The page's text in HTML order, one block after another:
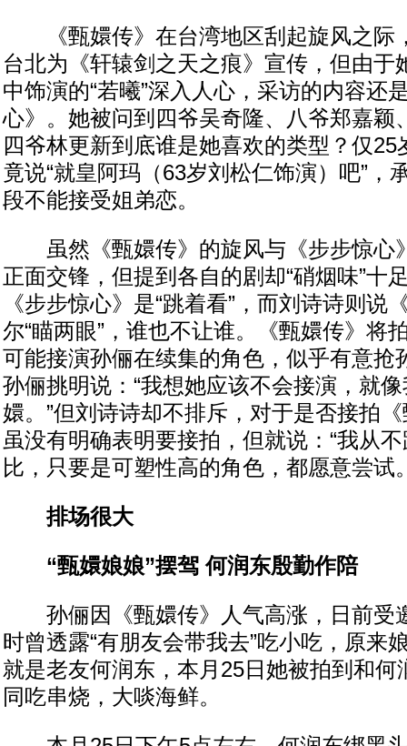
《甄嬛传》在台湾地区刮起旋风之际
台北为《轩辕剑之天之痕》宣传，但由于
中饰演的“若曦”深入人心，采访的内容还
心》。她被问到四爷吴奇隆、八爷郑嘉颖
四爷林更新到底谁是她喜欢的类型？仅25
竟说“就皇阿玛（63岁刘松仁饰演）吧”，
段不能接受姐弟恋。
虽然《甄嬛传》的旋风与《步步惊心
正面交锋，但提到各自的剧却“硝烟味”十
《步步惊心》是“跳着看”，而刘诗诗则说
尔“瞄两眼”，谁也不让谁。《甄嬛传》将
可能接演孙俪在续集的角色，似乎有意抢
孙俪挑明说：“我想她应该不会接演，就
嬛。”但刘诗诗却不排斥，对于是否接拍
虽没有明确表明要接拍，但就说：“我从
比，只要是可塑性高的角色，都愿意尝试
排场很大
“甄嬛娘娘”摆驾 何润东殷勤作陪
孙俪因《甄嬛传》人气高涨，日前受
时曾透露“有朋友会带我去”吃小吃，原来
就是老友何润东，本月25日她被拍到和何
同吃串烧，大啖海鲜。